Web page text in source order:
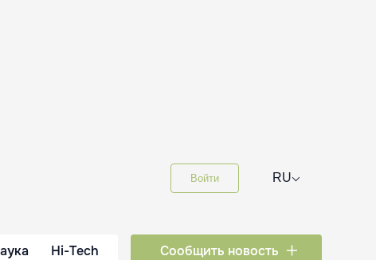
Войти RU⌵
Hi-Tech Сообщить новость